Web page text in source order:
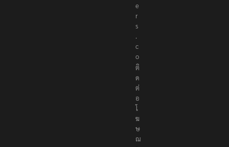
r
s
.
c
o
ติ
ด
ต่
อ
โ
ฆ
ษ
ณ
า